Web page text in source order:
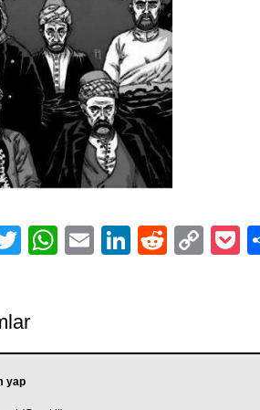
TwitterWhatsApp
EmailLinkedIn
Reddit
yap